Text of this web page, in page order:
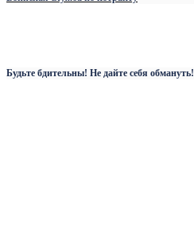
Будьте бдительны! Не дайте себя обмануть!